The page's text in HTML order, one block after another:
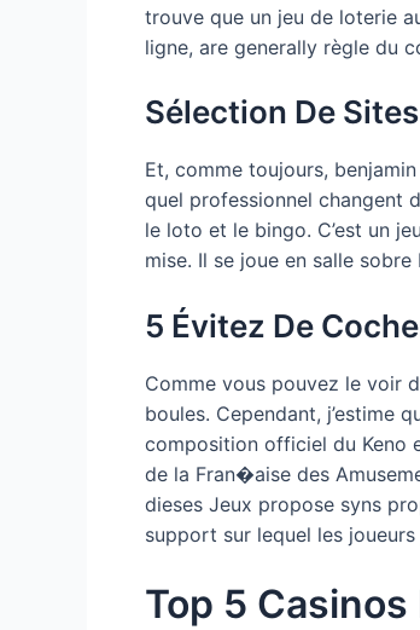
trouve que un jeu de loterie
ligne, are generally règle du
Sélection De
Et, comme toujours,
quel professionnel changent
le loto et le bingo. C’est un
mise. Il se joue en salle
5 Évitez De
Comme vous pouvez le voir
boules. Cependant, j’estime
composition officiel du Keno
de la Fran�aise des
dieses Jeux propose syns
support sur lequel les
Top 5 Casinos